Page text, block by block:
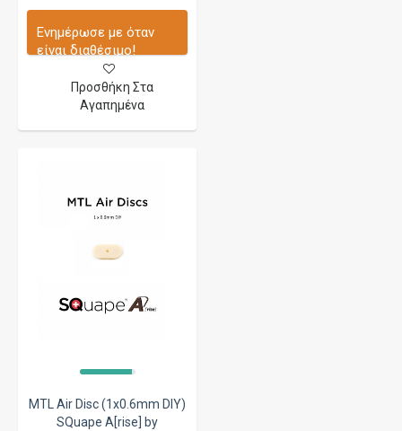
Ενημέρωσε με όταν
είναι διαθέσιμο!
Προσθήκη Στα
Αγαπημένα
MTL Air Disc (1x0.6mm DIY)
SQuape A[rise] by